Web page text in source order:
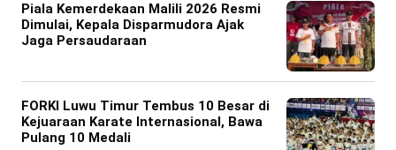
Piala Kemerdekaan Malili 2026 Resmi
Dimulai, Kepala Disparmudora Ajak
Jaga Persaudaraan
FORKI Luwu Timur Tembus 10 Besar di
Kejuaraan Karate Internasional, Bawa
Pulang 10 Medali